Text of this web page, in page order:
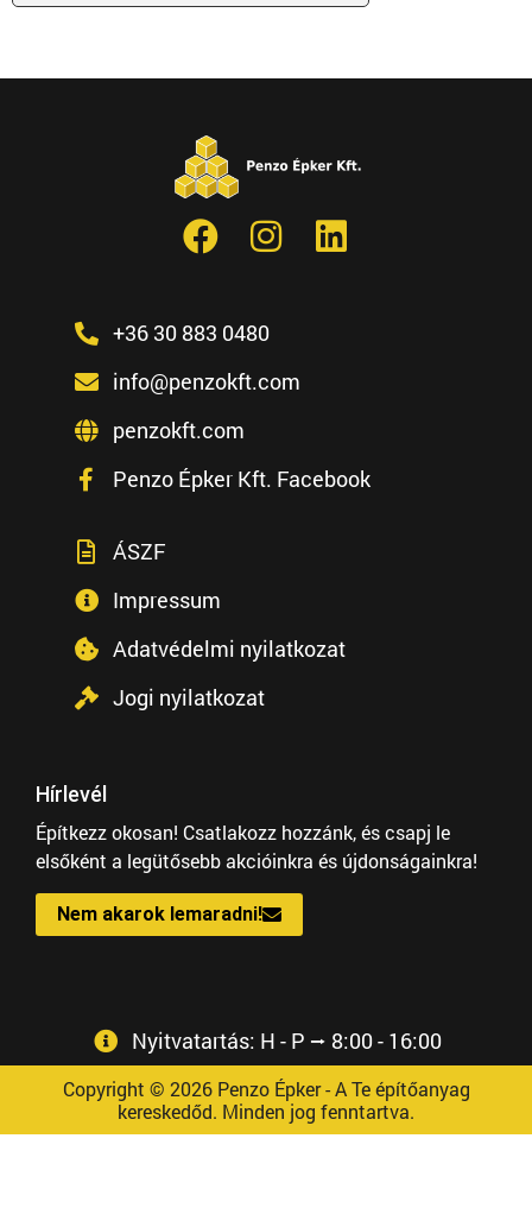
+36 30 883 0480
info@penzokft.com
penzokft.com
Penzo Épker Kft. Facebook
ÁSZF
Impressum
Adatvédelmi nyilatkozat
Jogi nyilatkozat
Hírlevél
Építkezz okosan! Csatlakozz hozzánk, és csapj le
elsőként a legütősebb akcióinkra és újdonságainkra!
Nem akarok lemaradni!
Nyitvatartás: H - P ⭢ 8:00 - 16:00
Copyright © 2026 Penzo Épker - A Te építőanyag
kereskedőd. Minden jog fenntartva.